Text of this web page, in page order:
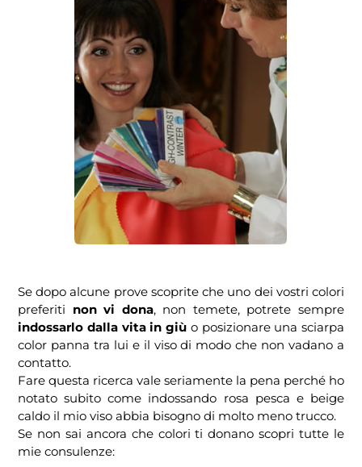
Se dopo alcune prove scoprite che uno dei vostri colori
preferiti non vi dona, non temete, potrete sempre
indossarlo dalla vita in giù o posizionare una sciarpa
color panna tra lui e il viso di modo che non vadano a
contatto.
Fare questa ricerca vale seriamente la pena perché ho
notato subito come indossando rosa pesca e beige
caldo il mio viso abbia bisogno di molto meno trucco.
Se non sai ancora che colori ti donano scopri tutte le
mie consulenze: